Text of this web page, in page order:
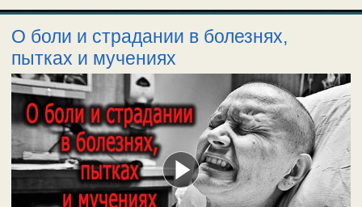
О боли и страдании в болезнях,
пытках и мучениях